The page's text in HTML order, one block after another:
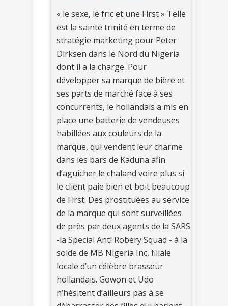
« le sexe, le fric et une First » Telle
est la sainte trinité en terme de
stratégie marketing pour Peter
Dirksen dans le Nord du Nigeria
dont il a la charge. Pour
développer sa marque de bière et
ses parts de marché face à ses
concurrents, le hollandais a mis en
place une batterie de vendeuses
habillées aux couleurs de la
marque, qui vendent leur charme
dans les bars de Kaduna afin
d’aguicher le chaland voire plus si
le client paie bien et boit beaucoup
de First. Des prostituées au service
de la marque qui sont surveillées
de près par deux agents de la SARS
-la Special Anti Robery Squad - à la
solde de MB Nigeria Inc, filiale
locale d’un célèbre brasseur
hollandais. Gowon et Udo
n’hésitent d’ailleurs pas à se